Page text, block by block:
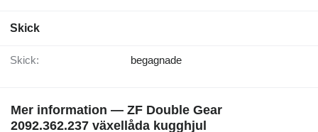
Skick
Skick: begagnade
Mer information — ZF Double Gear
2092.362.237 växellåda kugghjul